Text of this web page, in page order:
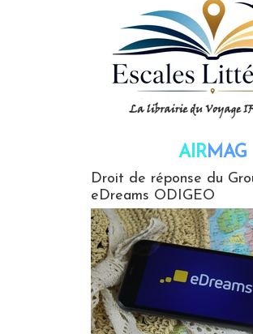
AIRMAG
Droit de réponse du
eDreams ODIGEO